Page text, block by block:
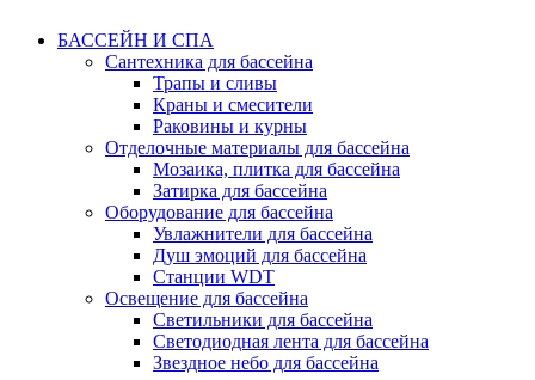
БАССЕЙН И СПА
Сантехника для бассейна
Трапы и сливы
Краны и смесители
Раковины и курны
Отделочные материалы для бассейна
Мозаика, плитка для бассейна
Затирка для бассейна
Оборудование для бассейна
Увлажнители для бассейна
Душ эмоций для бассейна
Станции WDT
Освещение для бассейна
Светильники для бассейна
Светодиодная лента для бассейна
Звездное небо для бассейна